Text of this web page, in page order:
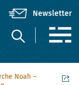
Noah –